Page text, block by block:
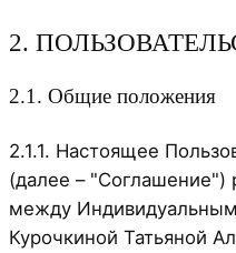
2.
2.1. Общие положения
2.1.1. Настоящее
(далее – "Соглашение")
между
Курочкиной Татьяной